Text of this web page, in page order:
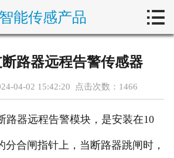
典型案例
智能传感产品 
路器远程告警传感器
04-02 15:42:20 点击次数： 1466
路器远程告警模块，是安装在10
分合闸指针上，当断路器跳闸时，